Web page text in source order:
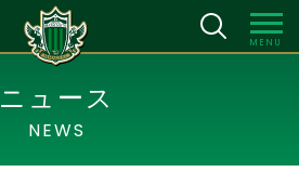
MENU
ニュース
NEWS